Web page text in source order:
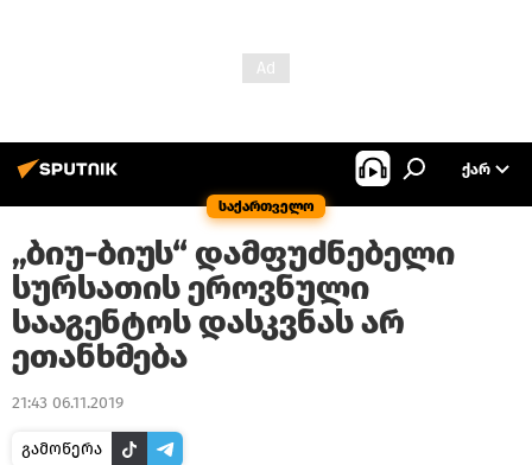
საქართველო
ᲥᲐᲠ
„ბიუ-ბიუს“ დამფუძნებელი
სურსათის ეროვნული
სააგენტოს დასკვნას არ
ეთანხმება
21:43 06.11.2019
გამოწერა